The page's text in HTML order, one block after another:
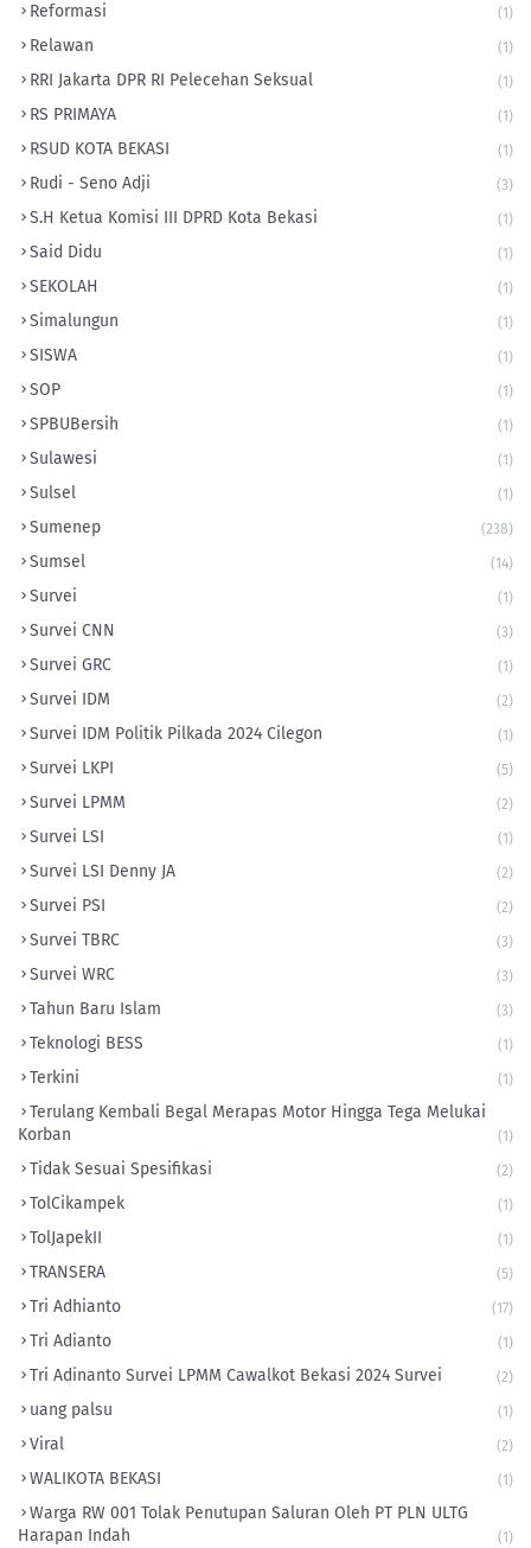
Reformasi (1)
Relawan (1)
RRI Jakarta DPR RI Pelecehan Seksual (1)
RS PRIMAYA (1)
RSUD KOTA BEKASI (1)
Rudi - Seno Adji (3)
S.H Ketua Komisi III DPRD Kota Bekasi (1)
Said Didu (1)
SEKOLAH (1)
Simalungun (1)
SISWA (1)
SOP (1)
‎SPBUBersih (1)
Sulawesi (1)
Sulsel (1)
Sumenep (238)
Sumsel (14)
Survei (1)
Survei CNN (3)
Survei GRC (1)
Survei IDM (2)
Survei IDM Politik Pilkada 2024 Cilegon (1)
Survei LKPI (5)
Survei LPMM (2)
Survei LSI (1)
Survei LSI Denny JA (2)
Survei PSI (2)
Survei TBRC (3)
Survei WRC (3)
Tahun Baru Islam (3)
Teknologi BESS (1)
Terkini (1)
Terulang Kembali Begal Merapas Motor Hingga Tega Melukai
Korban
(1)
Tidak Sesuai Spesifikasi (2)
TolCikampek (1)
‎TolJapekII (1)
TRANSERA (5)
Tri Adhianto (17)
Tri Adianto (1)
Tri Adinanto Survei LPMM Cawalkot Bekasi 2024 Survei (2)
uang palsu (1)
Viral (2)
WALIKOTA BEKASI (1)
Warga RW 001 Tolak Penutupan Saluran Oleh PT PLN ULTG
Harapan Indah
(1)